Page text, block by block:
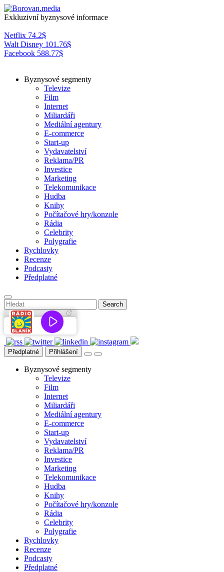
Exkluzivní byznysové informace
Netflix 74.2$
Walt Disney 101.76$
Facebook 588.77$
Byznysové segmenty
Televize
Film
Internet
Miliardáři
Mediální agentury
E-commerce
Start-up
Vydavatelství
Reklama/PR
Investice
Marketing
Telekomunikace
Hudba
Knihy
Počítačové hry/konzole
Rádia
Celebrity
Polygrafie
Rychlovky
Recenze
Podcasty
Předplatné
Předplatné Přihlášení
Byznysové segmenty
Televize
Film
Internet
Miliardáři
Mediální agentury
E-commerce
Start-up
Vydavatelství
Reklama/PR
Investice
Marketing
Telekomunikace
Hudba
Knihy
Počítačové hry/konzole
Rádia
Celebrity
Polygrafie
Rychlovky
Recenze
Podcasty
Předplatné